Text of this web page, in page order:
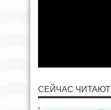
СЕЙЧАС ЧИТАЮТ